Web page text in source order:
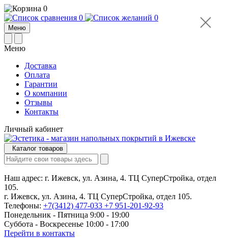
0
0
0
Меню
Меню
Доставка
Оплата
Гарантии
О компании
Отзывы
Контакты
Личный кабинет
Каталог товаров
Наш адрес: г. Ижевск, ул. Азина, 4. ТЦ СуперСтройка, отдел
105.
г. Ижевск, ул. Азина, 4. ТЦ СуперСтройка, отдел 105.
Телефоны: +7(3412) 477-033 +7 951-201-92-93
Понедельник - Пятница 9:00 - 19:00
Суббота - Воскресенье 10:00 - 17:00
Перейти в контакты